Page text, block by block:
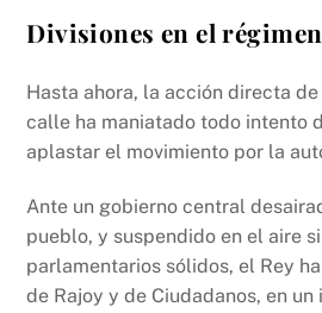
Divisiones en el
Hasta ahora, la acción directa
calle ha maniatado todo intento
aplastar el movimiento por la
Ante un gobierno central
pueblo, y suspendido en el aire
parlamentarios sólidos, el Rey
de Rajoy y de Ciudadanos, en